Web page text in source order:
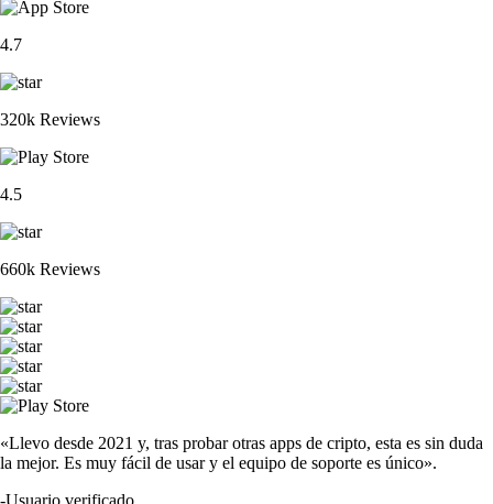
4.7
320k Reviews
4.5
660k Reviews
«Llevo desde 2021 y, tras probar otras apps de cripto, esta es sin duda
la mejor. Es muy fácil de usar y el equipo de soporte es único».
-Usuario verificado